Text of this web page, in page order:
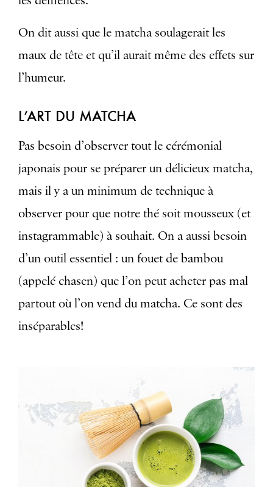
On dit aussi que le matcha soulagerait les
maux de tête et qu’il aurait même des effets sur
l’humeur.
L’ART DU MATCHA
Pas besoin d’observer tout le cérémonial
japonais pour se préparer un délicieux matcha,
mais il y a un minimum de technique à
observer pour que notre thé soit mousseux (et
instagrammable) à souhait. On a aussi besoin
d’un outil essentiel : un fouet de bambou
(appelé chasen) que l’on peut acheter pas mal
partout où l’on vend du matcha. Ce sont des
inséparables!